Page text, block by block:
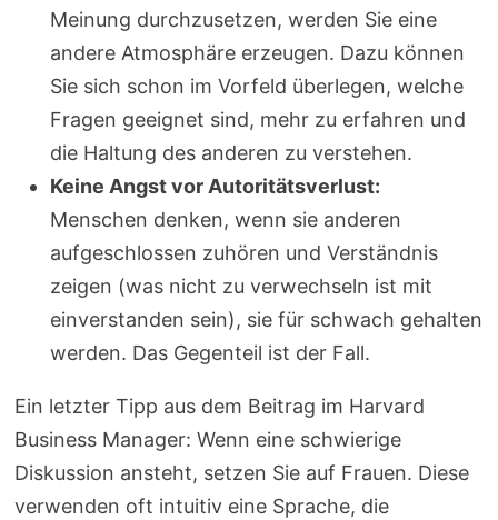
Meinung durchzusetzen, werden Sie eine
andere Atmosphäre erzeugen. Dazu können
Sie sich schon im Vorfeld überlegen, welche
Fragen geeignet sind, mehr zu erfahren und
die Haltung des anderen zu verstehen.
Keine Angst vor Autoritätsverlust:
Menschen denken, wenn sie anderen
aufgeschlossen zuhören und Verständnis
zeigen (was nicht zu verwechseln ist mit
einverstanden sein), sie für schwach gehalten
werden. Das Gegenteil ist der Fall.
Ein letzter Tipp aus dem Beitrag im Harvard
Business Manager: Wenn eine schwierige
Diskussion ansteht, setzen Sie auf Frauen. Diese
verwenden oft intuitiv eine Sprache, die